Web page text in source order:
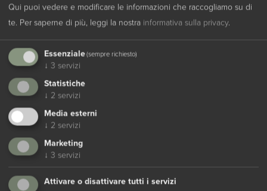
Qui puoi vedere e modificare le informazioni che raccogliamo su di
te. Per saperne di più, leggi la nostra informativa sulla privacy.
Essenziale(sempre richiesto)
↓ 3 servizi
Statistiche
↓ 2 servizi
Media esterni
↓ 2 servizi
Marketing
↓ 3 servizi
Attivare o disattivare tutti i servizi